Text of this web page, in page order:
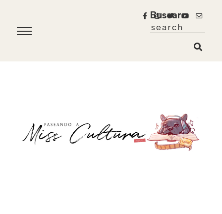
Buscar